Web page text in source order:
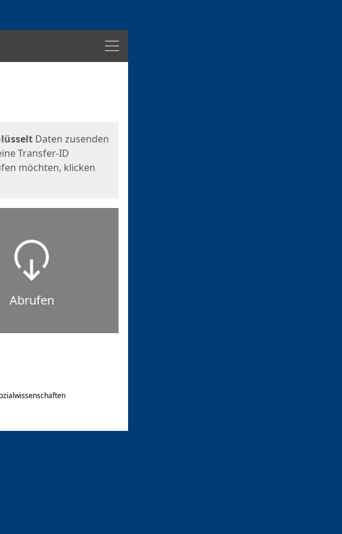
Menü
Daten zusenden
Transfer-ID
möchten, klicken
Abrufen